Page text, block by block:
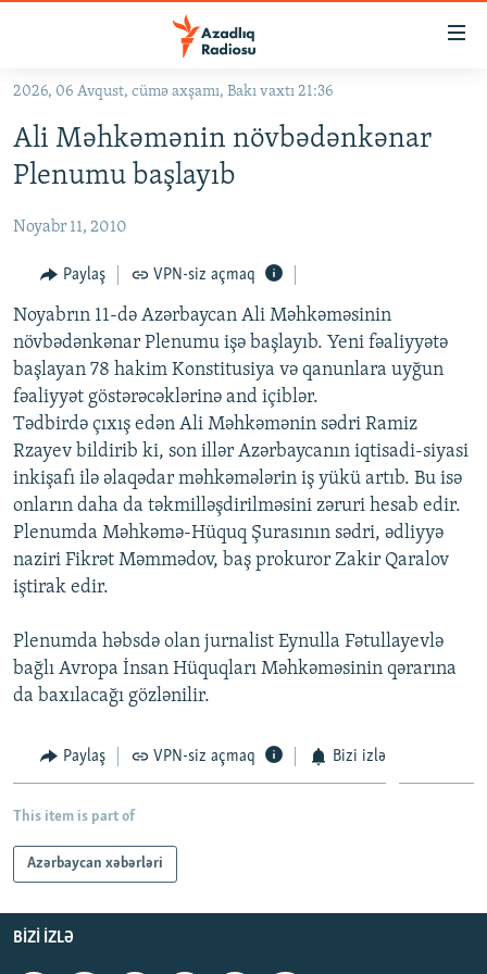
Əsas
qayıt
Əsas
qayıt
#ƏSLINDƏ
FƏRQƏ BAX
QANUNI DOĞRU
ARAŞDIRMA
MULTIMEDIA
VIDEO
FOTOQALEREYA
İNFOQRAFIKA
KARIKATURA
RADIO ARXIV
OXU ZALI
AZƏRBAYCAN ƏDƏBIYYATI KITABXANASI
İSLAM VƏ DEMOKRATIYA
İZ - MƏDƏNIYYƏT PROQRAMI
HAQQIMIZDA
MISSIYAMIZ
PEŞƏ ETIKASI VƏ JURNALISTIKA STANDARTLARIMIZ
MATERIALLARIMIZDAN ISTIFADƏ
BIZIMLƏ ƏLAQƏ
XƏBƏR BÜLLETENLƏRIMIZ
BIZI IZLƏ
RFE/RL-in bütün saytları
2026, 06 Avqust, cümə axşamı, Bakı vaxtı 21:36
Ali Məhkəmənin növbədənkənar
Plenumu başlayıb
Noyabr 11, 2010
Paylaş VPN-siz açmaq
Noyabrın 11-də Azərbaycan Ali Məhkəməsinin
növbədənkənar Plenumu işə başlayıb. Yeni fəaliyyətə
başlayan 78 hakim Konstitusiya və qanunlara uyğun
fəaliyyət göstərəcəklərinə and içiblər.
Tədbirdə çıxış edən Ali Məhkəmənin sədri Ramiz
Rzayev bildirib ki, son illər Azərbaycanın iqtisadi-siyasi
inkişafı ilə əlaqədar məhkəmələrin iş yükü artıb. Bu isə
onların daha da təkmilləşdirilməsini zəruri hesab edir.
Plenumda Məhkəmə-Hüquq Şurasının sədri, ədliyyə
naziri Fikrət Məmmədov, baş prokuror Zakir Qaralov
iştirak edir.
Plenumda həbsdə olan jurnalist Eynulla Fətullayevlə
bağlı Avropa İnsan Hüquqları Məhkəməsinin qərarına
da baxılacağı gözlənilir.
Paylaş VPN-siz açmaq Bizi izlə
This item is part of
Azərbaycan xəbərləri
BIZI IZLƏ